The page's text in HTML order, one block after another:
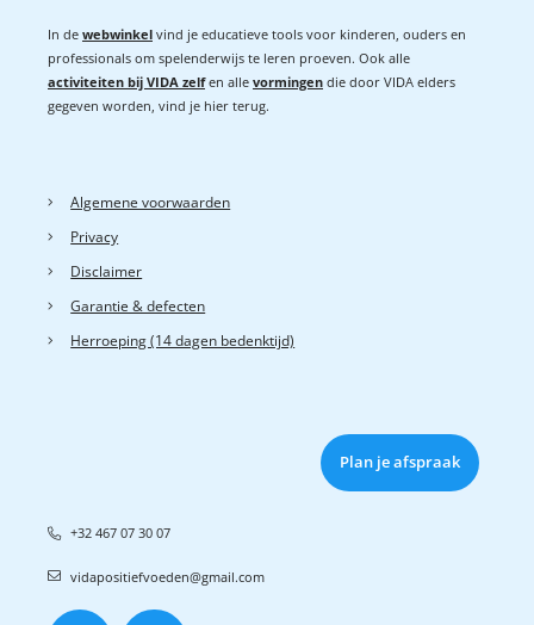
In de webwinkel vind je educatieve tools voor kinderen, ouders en
professionals om spelenderwijs te leren proeven. Ook alle
activiteiten bij VIDA zelf en alle vormingen die door VIDA elders
gegeven worden, vind je hier terug.
Algemene voorwaarden
Privacy
Disclaimer
Garantie & defecten
Herroeping (14 dagen bedenktijd)
Plan je afspraak
+32 467 07 30 07
vidapositiefvoeden@gmail.com